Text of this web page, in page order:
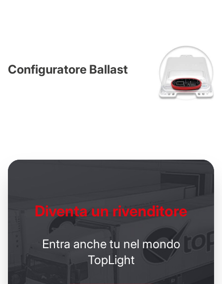
Configuratore Ballast
Diventa un rivenditore
Entra anche tu nel mondo
TopLight